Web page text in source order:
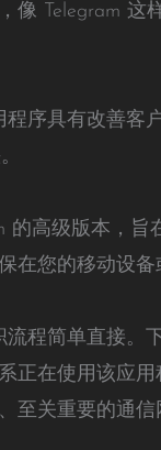
像 Telegram
序具有改善客
的高级版本，
在您的移动设备
程简单直接。
正在使用该应
至关重要的通